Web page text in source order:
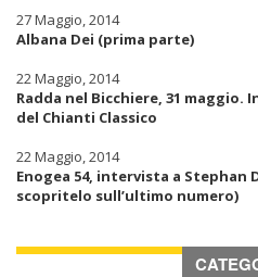
27 Maggio, 2014
Albana Dei (prima parte)
22 Maggio, 2014
Radda nel Bicchiere, 31 maggio.
del Chianti Classico
22 Maggio, 2014
Enogea 54, intervista a
scopritelo sull’ultimo numero)